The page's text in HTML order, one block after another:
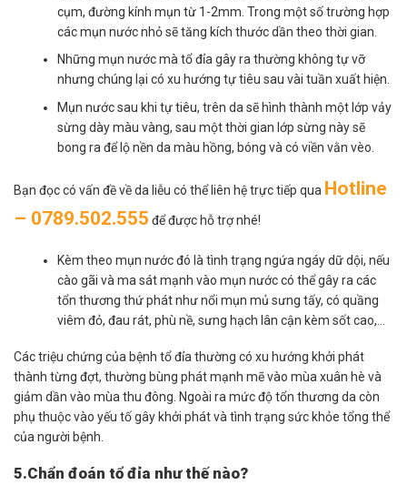
cụm, đường kính mụn từ 1-2mm. Trong một số trường hợp
các mụn nước nhỏ sẽ tăng kích thước dần theo thời gian.
Những mụn nước mà tổ đỉa gây ra thường không tự vỡ
nhưng chúng lại có xu hướng tự tiêu sau vài tuần xuất hiện.
Mụn nước sau khi tự tiêu, trên da sẽ hình thành một lớp vảy
sừng dày màu vàng, sau một thời gian lớp sừng này sẽ
bong ra để lộ nền da màu hồng, bóng và có viền vằn vèo.
Bạn đọc có vấn đề về da liễu có thể liên hệ trực tiếp qua Hotline
– 0789.502.555 để được hỗ trợ nhé!
Kèm theo mụn nước đó là tình trạng ngứa ngáy dữ dội, nếu
cào gãi và ma sát mạnh vào mụn nước có thể gây ra các
tổn thương thứ phát như nổi mụn mủ sưng tấy, có quầng
viêm đỏ, đau rát, phù nề, sưng hạch lân cận kèm sốt cao,…
Các triệu chứng của bệnh tổ đỉa thường có xu hướng khởi phát
thành từng đợt, thường bùng phát mạnh mẽ vào mùa xuân hè và
giảm dần vào mùa thu đông. Ngoài ra mức độ tổn thương da còn
phụ thuộc vào yếu tố gây khởi phát và tình trạng sức khỏe tổng thể
của người bệnh.
5.Chẩn đoán tổ đỉa như thế nào?